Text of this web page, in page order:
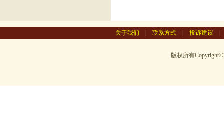
关于我们 联系方式 投诉建议
版权所有